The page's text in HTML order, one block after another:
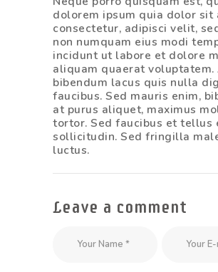
dolorem ipsum quia dolor sit
consectetur, adipisci velit,
non numquam eius modi
incidunt ut labore et dolore
aliquam quaerat voluptatem.
bibendum lacus quis nulla
faucibus. Sed mauris enim,
at purus aliquet, maximus
tortor. Sed faucibus et tellus
sollicitudin. Sed fringilla
luctus.
Leave a comment